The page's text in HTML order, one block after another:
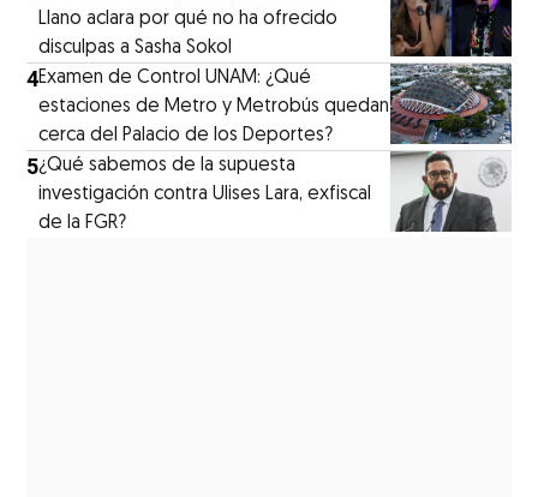
Llano aclara por qué no ha ofrecido
disculpas a Sasha Sokol
4Examen de Control UNAM: ¿Qué
estaciones de Metro y Metrobús quedan
cerca del Palacio de los Deportes?
5¿Qué sabemos de la supuesta
investigación contra Ulises Lara, exfiscal
de la FGR?